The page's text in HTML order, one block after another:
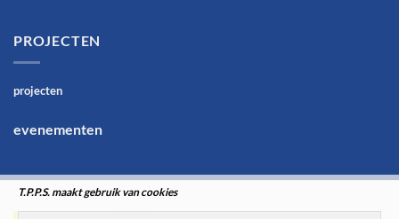
PROJECTEN
projecten
evenementen
T.P.P.S. maakt gebruik van cookies